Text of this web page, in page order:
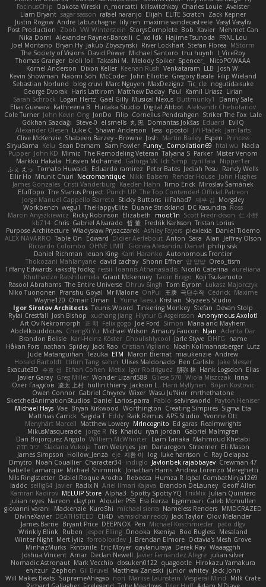
FacinusChip
Dakota Wreski n_morcatti killswitchkay Charles Louie Avaister
Liam Bryant sagar sasson rafael naranjo Elijah ELITE Scratch
Zack Kepner
Justin Rogow Andre Labuschagne lily ren maxime vandecasteele Vasyl Vasyliv
Post Production
Zbob VW Winterstein StorysComplete Bob Xavier Mehmet Can
Nika Domi Alexander Rayner-Barcelli C xd Idk Hajime Tsunoda
FRNL Lou
Joel Montano Bryan Hy Jakub Zbyszynski River Lockhart Stefan Florea MStorm
The Society of Visions David Power Michael Santoro thu huynh I_ViceRoy
Thomas Granger bloli loli Takashi M. Melody Spiker Spencer_
NicoPOWAAA
Kornel Anderson
Dixon Keller Keenan Rush Venkataram LLB
Josh W.
Kevin Showman Naomi Soh McCoder John Elliotte Gregory Basile Filip Wieland
Sebastian Norlund
blog cruvi Marc Nguyen MaxDezignz Tic_cle nogutidaisuke
George Dvorak Haris Lattirom Matthew Daday Paul Kamil Uriasz Lirian
Sarah Schrock
Logan Hertz Gaël Gilly Musical Nexus Buttmunky1
Danny Sale
Elias Guevara Kathreena B Huitaka Studio Digital Abbot Aleksandr Chebotariov
Cole Turner John Kevin Ong JonDo Filip Cornellus Pendrahgon Striker The Fox Lale
Gökhan Sazdağı
Steve-0 el smells 丸 黒 Domantas Jokšas Eduard
EvilQ
Alexander Olesen Luke C Shawn Anderson Tess opostol Jiří Ptáček JamTarts
Clive McKenzie Shabeen Barzey - Browne Josh Martin Bailey Espen Princess
SiryuSama Kelu Sean Derham Sam Fowler Funny_ Compilation69 htai wu Nadia
Pupper John KD Mimic The Remodeling Veteran Talyana S Parker Mister Venom
Markku Hakala
Hussien Mohamed Gaforga VK Ich Simp cyril faia
Nipper1er
ふぇ えっ Tomato Huwaidi Eduardo ramirez Peter Bates Jediah Pesu
Randy Wells
Eilir Ho Mrunit Churi Necromantique Nikki Balsem Render House John Hughes
James Gonzales Cristi Vanderburg Kaeden Hahn Timo Erick Miroslav Šamánek
EfulTopo The Starius Project Punch UP: The Top Contender! Official Patreon
Jorge Manuel Cappello Barreto Sticky Buttons iiiFahad7 재우 김 Morgsley
Workbench wegu1 TheHappyElite Duane Strickland DC Kasundra Ross
Marcin Anyszkiewicz Ricky Robinson Elizabeth moot1n Scott Fredrickson 仁 小野
kb714 Chris Gabriel Alvarado 哲 董 Fredrik Karlsson Tristan Lorius
Purpose Architecture Władysław Pryszczarek Ashley Fayers plexlexia Daniel Tidemo
ALEX NAVARRO Table On Edward Didier Aerlebout Anton Sara Alan Jeffrey Olson
Riccardo Colombo OHNE LIMIT Gionea Alexandru Daniel philip sisk
Daniel Richman Ieuan King Karri Haranko Autonomous Frontier
Thokozani Mahlanyane david cachay Shonn Effner 얍 얍얍 Oreo_tism
Tiffany Edwards iaksdfg fodkg ressii Ioannis Athanasiadis Nicolò Caterina aureliana
Khuthadzo Ratshilumela Grant Mckenney Tadin Brego Koji Tsukamoto
Rasool Abrahams The Entire Universe Dhruv Singh Tom Byrom Łukasz Majorczyk
Niko Tuononen Pranshu Goyal Mr Malone OnPui 王庚 극단수작 Cédrick Maxime
Wayne120 Omair Omari L Yuma Taesu Kristian Skyzee's Studio
Igor Sirotov Architects Teunis Woord Tinkering Monkey Stefan Devan Stolp
Rylai Crestfall Josh Bishop xuchang jiang Hlynur G Asgeirsson Anonymous Axolotl
Art Ov Nekromorph
正 明 Felix gogo Joe Ford Simon
Mana and Mayhem
Abdelkouddouss ChengXi Yu Michael Wilson Amaury Faucon Njan Adenta Dar
Brandon Belisle Karl-Heinz Köster Ghoulishlycool Jarle Styve DHFG
name
Håkan Fors nathan Spidey Jack Rao Cristian Vigliano Noah Kollmannsberger Lutz
Jude Matanguihan Tezuka ETM Marcin Biernat miaukenzie Andrew
Horald Bartoldt ttitim Tang sahin Ulises Maldonado Ben Carlisle Jake Messer
Exacute3D 주호 정 Ethan Cohen Metix Igor Rodriguez 朋弥 林 Hank Logsdon Elias
Javier Garay Greg Miller Wonder Lizard588 Gliese 570 Wiola Miszczak Irina
Олег Гладков 凌太 上村 hullin thierry Jackson L. Harri Myllynen
Bojan Kostovic
Owen Connor Gabriel Chvyrev Wixer Wasu Ju'Nior mrthethatone
SketchedAnimationStudios Daniel Larios-parra Pablo selvinsworld Payton Heniser
Michael Hays Vae Bryan Kirkwood Worthington Creating Simpires Sigma Eta
Matthias Carrick Sagida T Eddy Raik Remus APS Studio Yvonne Ott
Menyhárt Marcell Matthew Lowery MrIncognito Ed garas Realmwrights
MikusMasquerade jorge R Ns Khaidu ryan jordan
Gabriel Malmgren
Dan Bojorquez Angulo Williem McWhorter Liam Tanaka Mahmoud Khetabi
יניב חלה
Sladana Vukoja Tom Weijnjes jen Danarogon Streemer Eli Mason
James Simpson Hollow_Jenza eje 지환 이 log luke harrison C Ray Delapaz
Dmytro Noah Couallier Character34 indiiglo Javlonbek rajabbayev Crewman 47
Isabelle Lamarque Michael Shimniok Jonathan Harris Andrea Lorenzo Mereghetti
Nils Ringlstetter Osbiel Roque Arocha Rebecca Humza R Iqbal CombatNinja1269
laddc sellig64 Javier Radix N Ariel Ilmari Kajava Brandon DeLauney Geoff Allen
Kamran Kadirov MELUIP Store Alpha3 Spotty Spotty YQ TrixMix Julian Quintero
julian reyes Nareon claytpn Alquiler PS5 Era Rerza bjgrimoari Caleb Mcmullen
giovanni varani
Mackenzie KuroShi michael sierra Nameless Renders MMDCRAZED
DivineXavier DEATHSTEED Cli4D vamsidhar reddy Jack Taylor Olov Melander
James Barrie Bryant Price DEEPNOX Pen Michael Koschmieder pato dlgv
Wrinkly Blink Ruben Jesper Elling Onooka Kseniya Boo Bugless Mesaland
Winter Night Mert İyiiz forrobloxdev J. Brendan Elmore Octavia's Mesh Grove
MinhazMurks Fxntxnile Eric Moyer qaylanuraya Derek Ray Waaagghh
Joshua Vincent Amar Declan Newell Javier Fernández Alegre julian silver
Nomadic Astronaut Mark Vecchio dosuken0122 quagootle Hirokazu Yamakura
enitzur Zephon Gil Bruvel Matthew Zaneski junior whitey Jack John
Will Makes Beats SupremeAhegao nori Marlise Launstein Vesperal Mind
Milk Crate